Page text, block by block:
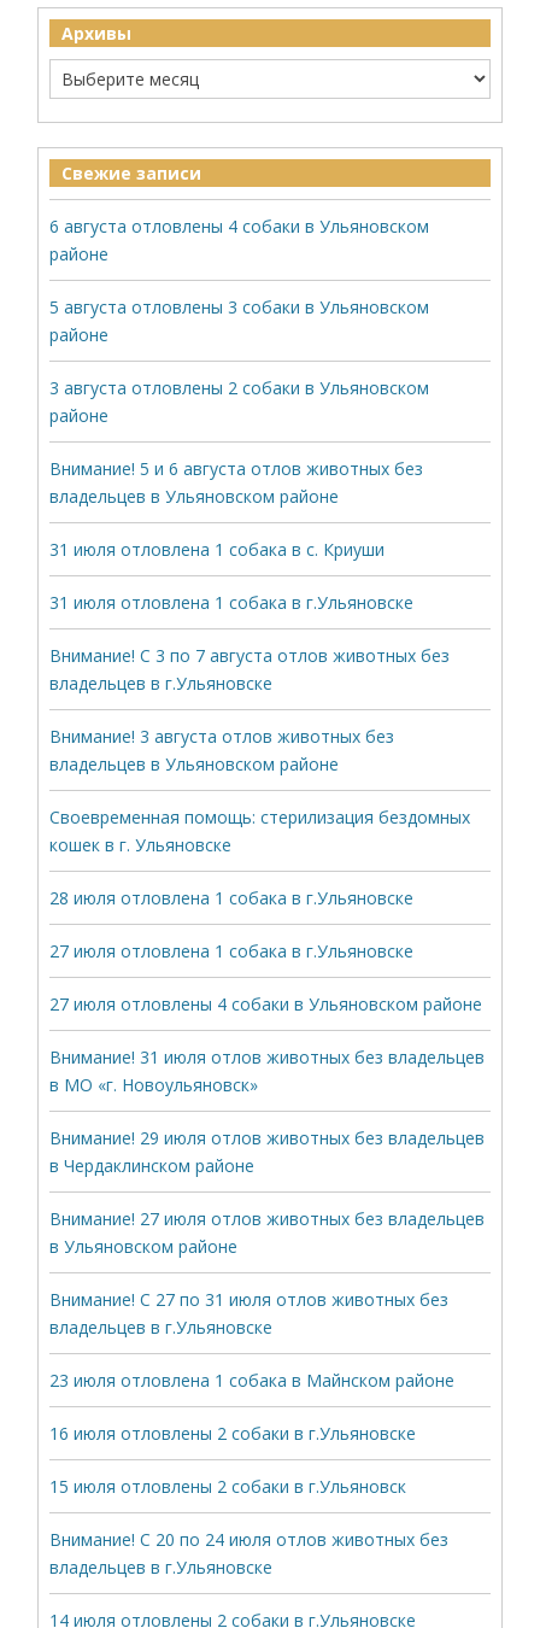
Архивы
Свежие записи
6 августа отловлены 4 собаки в Ульяновском
районе
5 августа отловлены 3 собаки в Ульяновском
районе
3 августа отловлены 2 собаки в Ульяновском
районе
Внимание! 5 и 6 августа отлов животных без
владельцев в Ульяновском районе
31 июля отловлена 1 собака в с. Криуши
31 июля отловлена 1 собака в г.Ульяновске
Внимание! С 3 по 7 августа отлов животных без
владельцев в г.Ульяновске
Внимание! 3 августа отлов животных без
владельцев в Ульяновском районе
Своевременная помощь: стерилизация бездомных
кошек в г. Ульяновске
28 июля отловлена 1 собака в г.Ульяновске
27 июля отловлена 1 собака в г.Ульяновске
27 июля отловлены 4 собаки в Ульяновском районе
Внимание! 31 июля отлов животных без владельцев
в МО «г. Новоульяновск»
Внимание! 29 июля отлов животных без владельцев
в Чердаклинском районе
Внимание! 27 июля отлов животных без владельцев
в Ульяновском районе
Внимание! С 27 по 31 июля отлов животных без
владельцев в г.Ульяновске
23 июля отловлена 1 собака в Майнском районе
16 июля отловлены 2 собаки в г.Ульяновске
15 июля отловлены 2 собаки в г.Ульяновск
Внимание! С 20 по 24 июля отлов животных без
владельцев в г.Ульяновске
14 июля отловлены 2 собаки в г.Ульяновске